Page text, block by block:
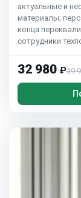
актуальные и
материалы;
конца
сотрудники
32 980 ₽39